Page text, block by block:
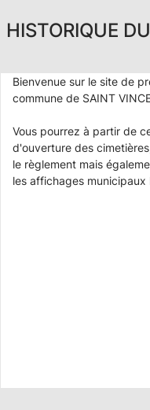
HISTORIQUE
Bienvenue sur le site de
commune de SAINT
Vous pourrez à partir de
d'ouverture des
le règlement mais
les affichages municipaux